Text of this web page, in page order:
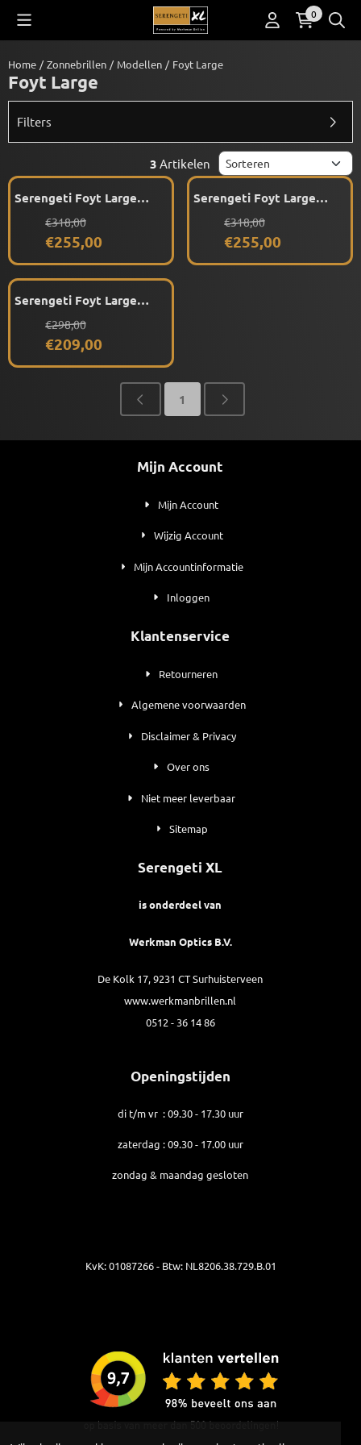
Cookievoorkeuren zijn beschikbaar. Kies instellingen of sta alle
0
Home / Zonnebrillen / Modellen / Foyt Large
Foyt Large
Filters
3 Artikelen Sorteermethode
Serengeti Foyt Large
Havana) Gepolariseerd
Van 318,00 voor 255,00
€318,00
€255,00
Serengeti Foyt Large
Havana) Gepolariseerd
Van 318,00 voor 255,00
€318,00
€255,00
Serengeti Foyt Large
Havana)Van 298,00 voor 209,00
€298,00
€209,00
1
Mijn Account
Mijn Account
Wijzig Account
Mijn Accountinformatie
Inloggen
Klantenservice
Retourneren
Algemene voorwaarden
Disclaimer & Privacy
Over ons
Niet meer leverbaar
Sitemap
Serengeti XL
is onderdeel van
Werkman Optics B.V.
De Kolk 17, 9231 CT Surhuisterveen
www.werkmanbrillen.nl
0512 - 36 14 86
Openingstijden
di t/m vr : 09.30 - 17.30 uur
zaterdag : 09.30 - 17.00 uur
zondag & maandag gesloten
KvK: 01087266 - Btw: NL8206.38.729.B.01